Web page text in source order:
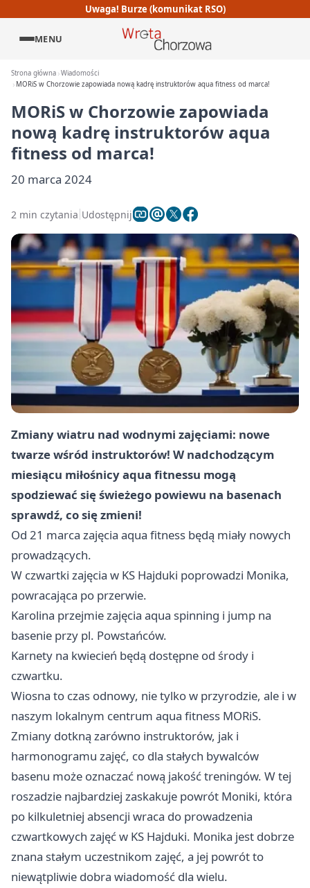
Uwaga! Burze (komunikat RSO)
MENU
Strona główna Wiadomości
MORiS w Chorzowie zapowiada nową kadrę instruktorów aqua fitness od marca!
MORiS w Chorzowie zapowiada
nową kadrę instruktorów aqua
fitness od marca!
20 marca 2024
2 min czytania Udostępnij
Zmiany wiatru nad wodnymi zajęciami: nowe
twarze wśród instruktorów! W nadchodzącym
miesiącu miłośnicy aqua fitnessu mogą
spodziewać się świeżego powiewu na basenach
sprawdź, co się zmieni!
Od 21 marca zajęcia aqua fitness będą miały nowych
prowadzących.
W czwartki zajęcia w KS Hajduki poprowadzi Monika,
powracająca po przerwie.
Karolina przejmie zajęcia aqua spinning i jump na
basenie przy pl. Powstańców.
Karnety na kwiecień będą dostępne od środy i
czwartku.
Wiosna to czas odnowy, nie tylko w przyrodzie, ale i w
naszym lokalnym centrum aqua fitness MORiS.
Zmiany dotkną zarówno instruktorów, jak i
harmonogramu zajęć, co dla stałych bywalców
basenu może oznaczać nową jakość treningów. W tej
roszadzie najbardziej zaskakuje powrót Moniki, która
po kilkuletniej absencji wraca do prowadzenia
czwartkowych zajęć w KS Hajduki. Monika jest dobrze
znana stałym uczestnikom zajęć, a jej powrót to
niewątpliwie dobra wiadomość dla wielu.